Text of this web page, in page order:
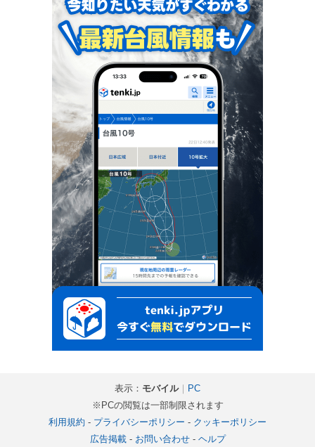
表示： モバイル｜ PC
※PCの閲覧は一部制限されます
利用規約 - プライバシーポリシー - クッキーポリシー
広告掲載- お問い合わせ- ヘルプ